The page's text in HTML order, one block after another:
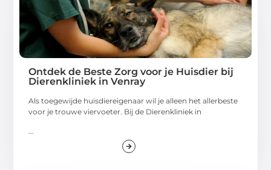
Ontdek de Beste Zorg voor je Huisdier bij
Dierenkliniek in Venray
Als toegewijde huisdiereigenaar wil je alleen het allerbeste
voor je trouwe viervoeter. Bij de Dierenkliniek in
...